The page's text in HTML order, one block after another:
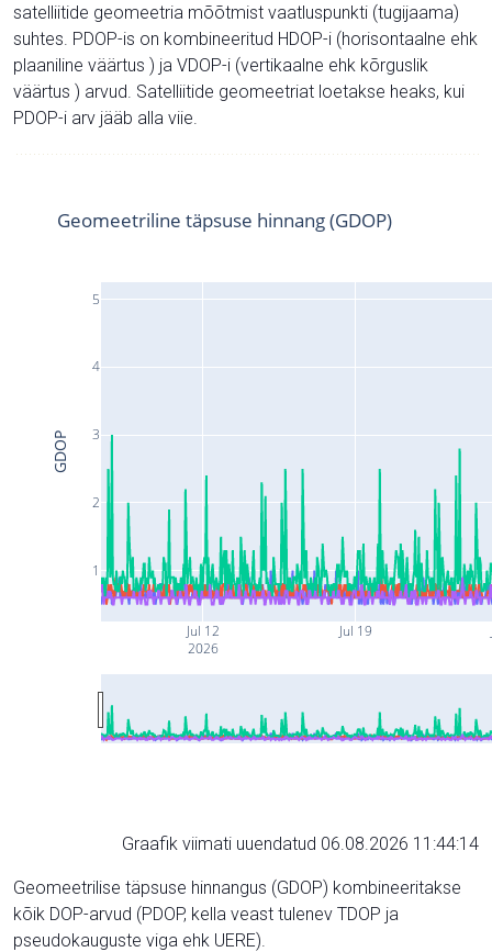
satelliitide geomeetria mõõtmist vaatluspunkti (tugijaama)
suhtes. PDOP-is on kombineeritud HDOP-i (horisontaalne ehk
plaaniline väärtus ) ja VDOP-i (vertikaalne ehk kõrguslik
väärtus ) arvud. Satelliitide geomeetriat loetakse heaks, kui
PDOP-i arv jääb alla viie.
Jul 12
2026
Jul 19
1
2
3
4
5
Geomeetriline täpsuse hinnang (GDOP)
GDOP
Graafik viimati uuendatud 06.08.2026 11:44:14
Geomeetrilise täpsuse hinnangus (GDOP) kombineeritakse
kõik DOP-arvud (PDOP, kella veast tulenev TDOP ja
pseudokauguste viga ehk UERE).